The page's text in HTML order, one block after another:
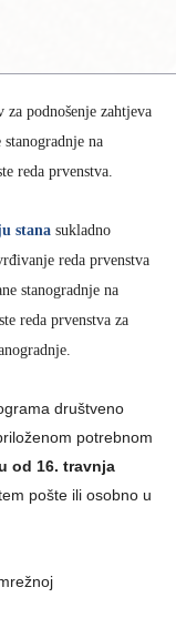
podnošenje zahtjeva
na
reda prvenstva.
stana sukladno
reda prvenstva
stanogradnje na
reda prvenstva za
društveno
potrebnom
od 16. travnja
pošte ili osobno u